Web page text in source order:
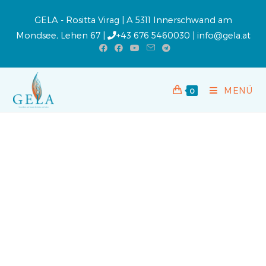
GELA - Rositta Virag | A 5311 Innerschwand am
Mondsee, Lehen 67 |
+43 676 5460030 | info@gela.at
0 MENÜ